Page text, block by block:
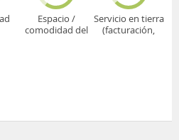
Espacio /
comodidad del
Servicio en tierra
(facturación,